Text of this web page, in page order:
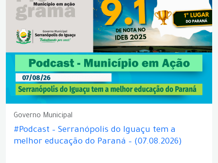
Governo Municipal
#Podcast – Serranópolis do Iguaçu tem a
melhor educação do Paraná – (07.08.2026)